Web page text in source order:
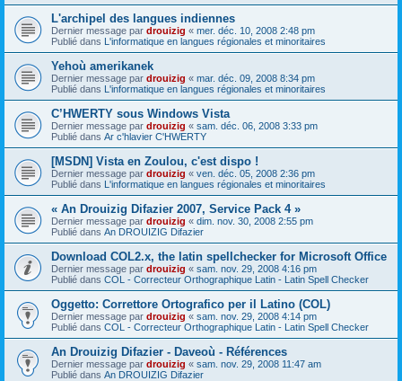
L'archipel des langues indiennes
Dernier message par drouizig « mer. déc. 10, 2008 2:48 pm
Publié dans L'informatique en langues régionales et minoritaires
Yehoù amerikanek
Dernier message par drouizig « mar. déc. 09, 2008 8:34 pm
Publié dans L'informatique en langues régionales et minoritaires
C’HWERTY sous Windows Vista
Dernier message par drouizig « sam. déc. 06, 2008 3:33 pm
Publié dans Ar c'hlavier C'HWERTY
[MSDN] Vista en Zoulou, c'est dispo !
Dernier message par drouizig « ven. déc. 05, 2008 2:36 pm
Publié dans L'informatique en langues régionales et minoritaires
« An Drouizig Difazier 2007, Service Pack 4 »
Dernier message par drouizig « dim. nov. 30, 2008 2:55 pm
Publié dans An DROUIZIG Difazier
Download COL2.x, the latin spellchecker for Microsoft Office
Dernier message par drouizig « sam. nov. 29, 2008 4:16 pm
Publié dans COL - Correcteur Orthographique Latin - Latin Spell Checker
Oggetto: Correttore Ortografico per il Latino (COL)
Dernier message par drouizig « sam. nov. 29, 2008 4:14 pm
Publié dans COL - Correcteur Orthographique Latin - Latin Spell Checker
An Drouizig Difazier - Daveoù - Références
Dernier message par drouizig « sam. nov. 29, 2008 11:47 am
Publié dans An DROUIZIG Difazier